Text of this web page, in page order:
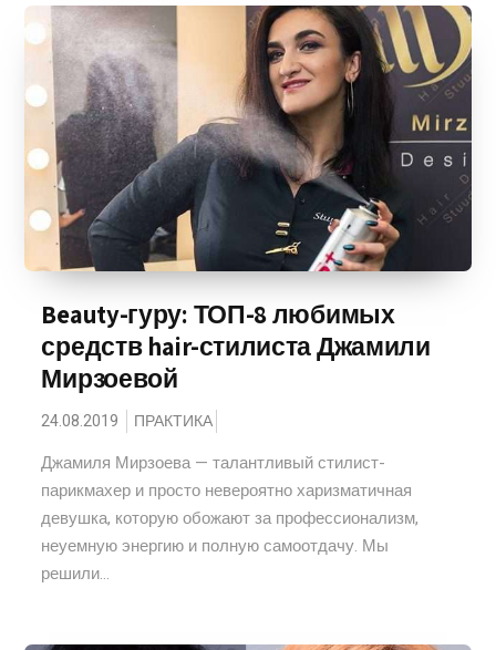
Beauty-гуру: ТОП-8 любимых
средств hair-стилиста Джамили
Мирзоевой
24.08.2019 ПРАКТИКА
Джамиля Мирзоева — талантливый стилист-
парикмахер и просто невероятно харизматичная
девушка, которую обожают за профессионализм,
неуемную энергию и полную самоотдачу. Мы
решили...